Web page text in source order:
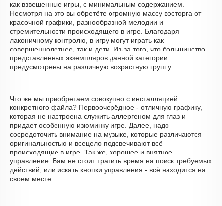
как взвешенные игры, с минимальным содержанием.
Несмотря на это вы обретёте огромную массу восторга от
красочной графики, разнообразной мелодии и
стремительности происходящего в игре. Благодаря
лаконичному контролю, в игру могут играть как
совершеннолетнее, так и дети. Из-за того, что большинство
представленных экземпляров данной категории
предусмотрены на различную возрастную группу.
Что же мы приобретаем совокупно с инсталляцией
конкретного файла? Первоочерёдное - отличную графику,
которая не настроена служить аллергеном для глаз и
придает особенную изюминку игре. Далее, надо
сосредоточить внимание на музыке, которые различаются
оригинальностью и всецело подсвечивают всё
происходящие в игре. Так же, хорошее и внятное
управление. Вам не стоит тратить время на поиск требуемых
действий, или искать кнопки управления - всё находится на
своем месте.